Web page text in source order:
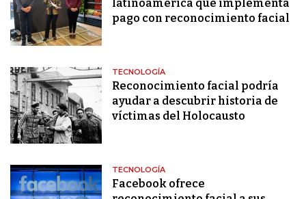
latinoamérica que implementa
pago con reconocimiento facial
TECNOLOGÍA
Reconocimiento facial podría
ayudar a descubrir historia de
víctimas del Holocausto
TECNOLOGÍA
Facebook ofrece